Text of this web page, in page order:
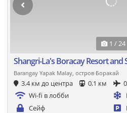
1 / 24
Shangri-La's Boracay Resort and
Barangay Yapak Malay, остров Боракай
3.4 км до центра 0.1 км
Wi-fi в лобби
Сейф